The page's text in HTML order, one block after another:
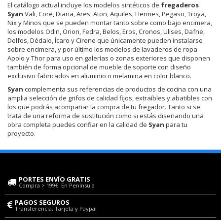
El catálogo actual incluye los modelos sintéticos de fregaderos
Syan Vali, Core, Diana, Ares, Aton, Aquiles, Hermes, Pegaso, Troya,
Nix y Minos que se pueden montar tanto sobre como bajo encimera,
los modelos Odin, Orion, Fedra, Belos, Eros, Cronos, Ulises, Dafne,
Delfos, Dédalo, Ícaro y Cirene que únicamente pueden instalarse
sobre encimera, y por último los modelos de lavaderos de ropa
Apolo y Thor para uso en galerías o zonas exteriores que disponen
también de forma opcional de mueble de soporte con diseño
exclusivo fabricados en aluminio o melamina en color blanco.
Syan complementa sus referencias de productos de cocina con una
amplia selección de grifos de calidad fijos, extraíbles y abatibles con
los que podrás acompañar la compra de tu fregador. Tanto si se
trata de una reforma de sustitución como si estás diseñando una
obra completa puedes confiar en la calidad de Syan para tu
proyecto.
PORTES ENVÍO GRATIS
Compra > 199€. En Península
PAGOS SEGUROS
Transferencia, Tarjeta y Paypal